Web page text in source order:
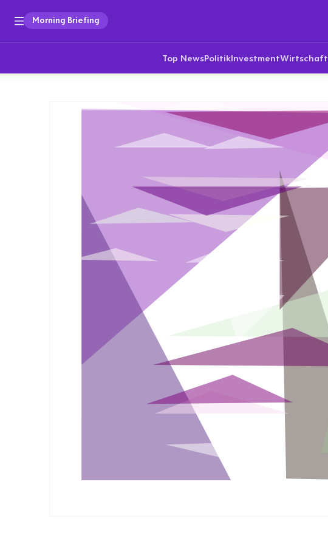
Morning Briefing
Top NewsPolitikInvestmentWirtschaft